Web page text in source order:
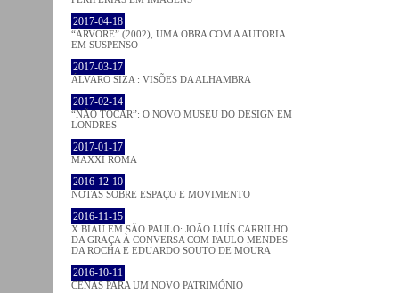
2017-04-18
“ÁRVORE” (2002), UMA OBRA COM A AUTORIA
EM SUSPENSO
2017-03-17
ÁLVARO SIZA : VISÕES DA ALHAMBRA
2017-02-14
“NÃO TOCAR”: O NOVO MUSEU DO DESIGN EM
LONDRES
2017-01-17
MAXXI ROMA
2016-12-10
NOTAS SOBRE ESPAÇO E MOVIMENTO
2016-11-15
X BIAU EM SÃO PAULO: JOÃO LUÍS CARRILHO
DA GRAÇA À CONVERSA COM PAULO MENDES
DA ROCHA E EDUARDO SOUTO DE MOURA
2016-10-11
CENAS PARA UM NOVO PATRIMÓNIO